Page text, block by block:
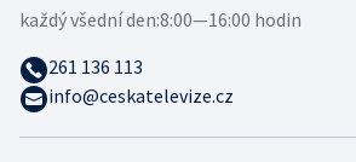
každý všední den:8:00—16:00 hodin
261 136 113
info@ceskatelevize.cz